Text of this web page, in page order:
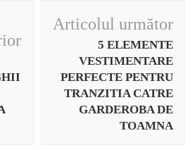
Articolul următor
5 ELEMENTE
VESTIMENTARE
PERFECTE PENTRU
TRANZITIA CATRE
GARDEROBA DE
TOAMNA